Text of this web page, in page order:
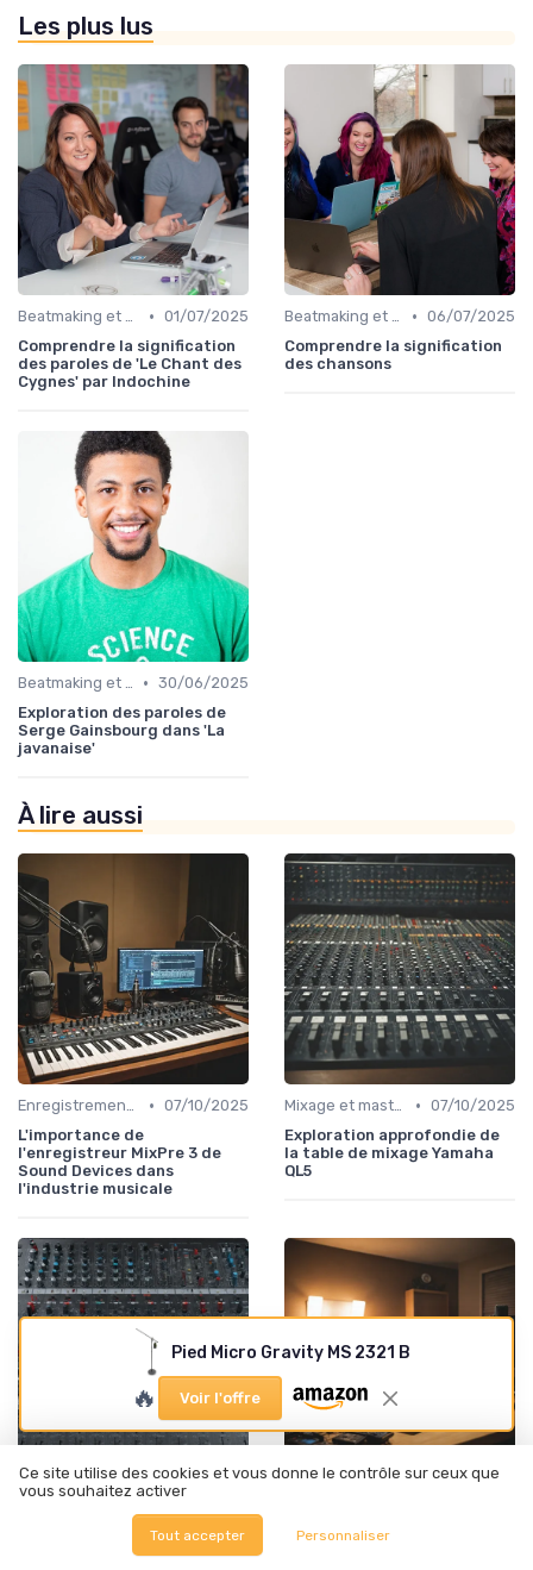
Les plus lus
Beatmaking et composition • 01/07/2025
Comprendre la signification
des paroles de 'Le Chant des
Cygnes' par Indochine
Beatmaking et composition • 06/07/2025
Comprendre la signification
des chansons
Beatmaking et composition • 30/06/2025
Exploration des paroles de
Serge Gainsbourg dans 'La
javanaise'
À lire aussi
Enregistrement et prise de son • 07/10/2025
L'importance de
l'enregistreur MixPre 3 de
Sound Devices dans
l'industrie musicale
Mixage et mastering • 07/10/2025
Exploration approfondie de
la table de mixage Yamaha
QL5
Mixage et mastering • 06/10/2025
Comprendre la table de
mixage Yamaha CL5
enregistrements avec
Pied Micro Gravity MS 2321 B
🔥 Voir l'offre
Ce site utilise des cookies et vous donne le contrôle sur ceux que
vous souhaitez activer
Tout accepter Personnaliser